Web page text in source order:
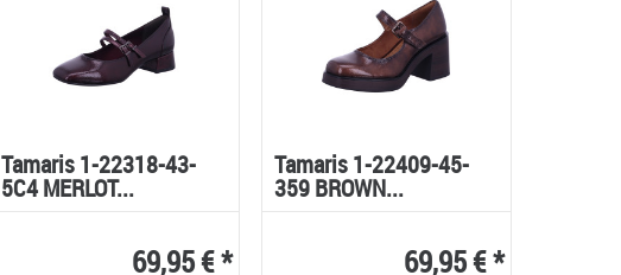
Tamaris 1-22318-43-
5C4 MERLOT...
69,95 € *
Tamaris 1-22409-45-
359 BROWN...
69,95 € *